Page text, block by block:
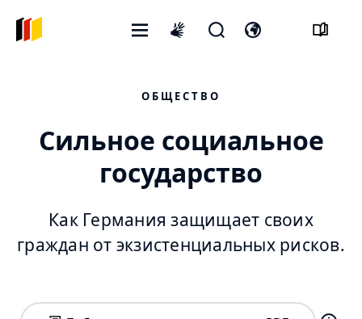
ОБЩЕСТВО
Сильное социальное
государство
Как Германия защищает своих
граждан от экзистенциальных рисков.